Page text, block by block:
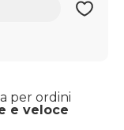
per ordini
e veloce